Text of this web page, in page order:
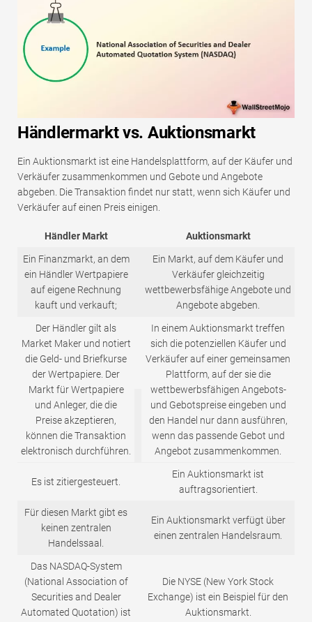
Händlermarkt vs. Auktionsmarkt
Ein Auktionsmarkt ist eine Handelsplattform, auf der Käufer und
Verkäufer zusammenkommen und Gebote und Angebote
abgeben. Die Transaktion findet nur statt, wenn sich Käufer und
Verkäufer auf einen Preis einigen.
Händler Markt Auktionsmarkt
Ein Finanzmarkt, an dem
ein Händler Wertpapiere
auf eigene Rechnung
kauft und verkauft;
Ein Markt, auf dem Käufer und
Verkäufer gleichzeitig
wettbewerbsfähige Angebote und
Angebote abgeben.
Der Händler gilt als
Market Maker und notiert
die Geld- und Briefkurse
der Wertpapiere. Der
Markt für Wertpapiere
und Anleger, die die
Preise akzeptieren,
können die Transaktion
elektronisch durchführen.
In einem Auktionsmarkt treffen
sich die potenziellen Käufer und
Verkäufer auf einer gemeinsamen
Plattform, auf der sie die
wettbewerbsfähigen Angebots-
und Gebotspreise eingeben und
den Handel nur dann ausführen,
wenn das passende Gebot und
Angebot zusammenkommen.
Es ist zitiergesteuert.
Ein Auktionsmarkt ist
auftragsorientiert.
Für diesen Markt gibt es
keinen zentralen
Handelssaal.
Ein Auktionsmarkt verfügt über
einen zentralen Handelsraum.
Das NASDAQ-System
(National Association of
Securities and Dealer
Automated Quotation) ist
Die NYSE (New York Stock
Exchange) ist ein Beispiel für den
Auktionsmarkt.